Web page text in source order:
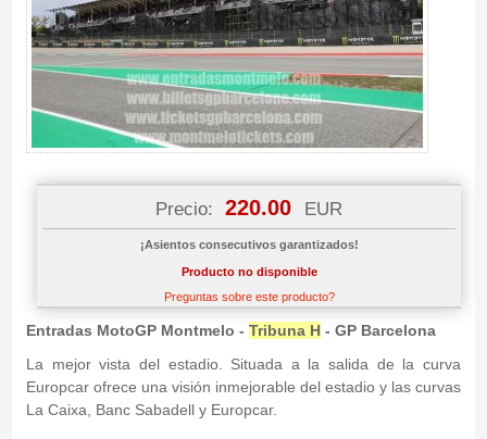
Precio: 220.00 EUR
¡Asientos consecutivos garantizados!
Producto no disponible
Preguntas sobre este producto?
Entradas MotoGP Montmelo - Tribuna H- GP Barcelona
La mejor vista del estadio. Situada a la salida de la curva
Europcar ofrece una visión inmejorable del estadio y las curvas
La Caixa, Banc Sabadell y Europcar.